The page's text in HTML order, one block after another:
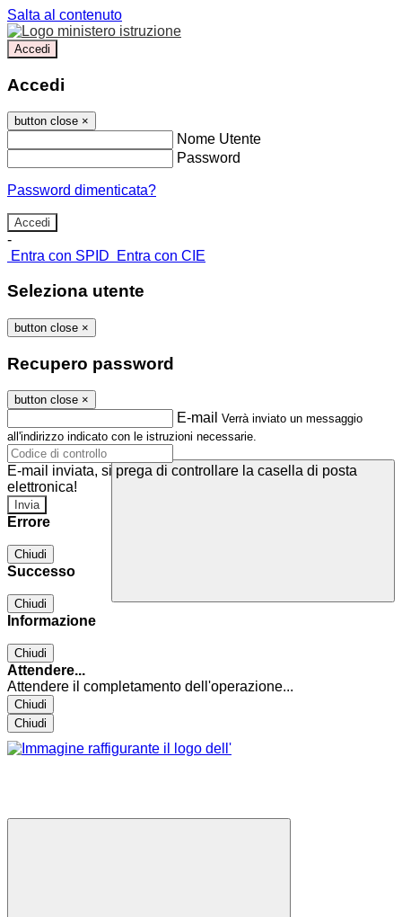
Salta al contenuto
Accedi
Accedi
button close ×
Nome Utente
Password
Password dimenticata?
-
Entra con SPID
Entra con CIE
Seleziona utente
button close ×
Recupero password
button close ×
E-mail Verrà inviato un messaggio
all'indirizzo indicato con le istruzioni necessarie.
E-mail inviata, si prega di controllare la casella di posta
elettronica!
Errore
Chiudi
Successo
Chiudi
Informazione
Chiudi
Attendere...
Attendere il completamento dell'operazione...
Chiudi
Chiudi